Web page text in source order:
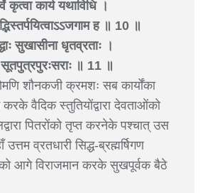
कृत्वा कार्य यथाविधि ।
ह ॥ 10 ॥
सुखासीना धृतव्रताः ।
सूतपुत्रपुरःसराः ॥ 11 ॥
शौनकजी क्रमशः सब कार्योंका
करके वैदिक स्तुतियोंद्वारा देवताओंको
पितरोंको तृप्त करनेके पश्चात् उस
व्रतधारी सिद्ध-ब्रह्मर्षिगण
आगे विराजमान करके सुखपूर्वक बैठे